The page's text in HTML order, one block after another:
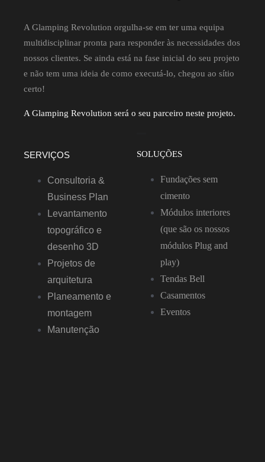
A Glamping Revolution orgulha-se em ter uma equipa
multidisciplinar pronta para responder às necessidades dos
nossos clientes. Se ainda está na fase inicial do seu projeto
e não tem uma ideia de como executá-lo, chegou ao sítio
certo!
A Glamping Revolution será o seu parceiro neste projeto.
SERVIÇOS
Consultoria &
Business Plan
Levantamento
topográfico e
desenho 3D
Projetos de
arquitetura
Planeamento e
montagem
Manutenção
SOLUÇÕES
Fundações sem
cimento
Módulos interiores
(que são os nossos
módulos Plug and
play)
Tendas Bell
Casamentos
Eventos